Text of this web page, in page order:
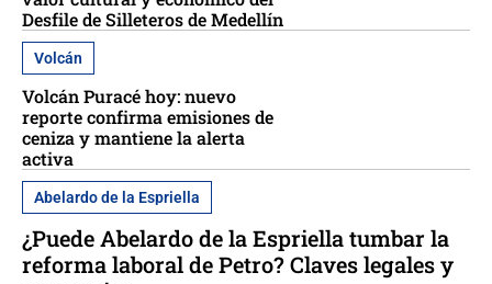
Desfile de Silleteros de Medellín
Volcán
Volcán Puracé hoy: nuevo
reporte confirma emisiones de
ceniza y mantiene la alerta
activa
Abelardo de la Espriella
¿Puede Abelardo de la Espriella tumbar la
reforma laboral de Petro? Claves legales y